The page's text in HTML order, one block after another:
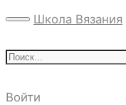
Школа Вязания
Войти